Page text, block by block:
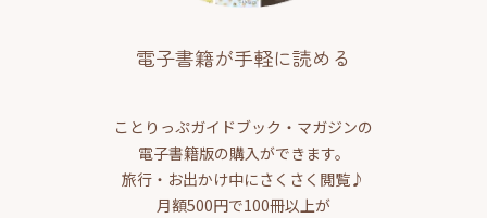
電子書籍が手軽に読める
ことりっぷガイドブック・マガジンの
電子書籍版の購入ができます。
旅行・お出かけ中にさくさく閲覧♪
月額500円で100冊以上が